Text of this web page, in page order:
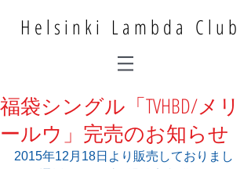
Helsinki Lambda Club
福袋シングル「TVHBD/メリ
ールウ」完売のお知らせ
2015年12月18日より販売しておりまし